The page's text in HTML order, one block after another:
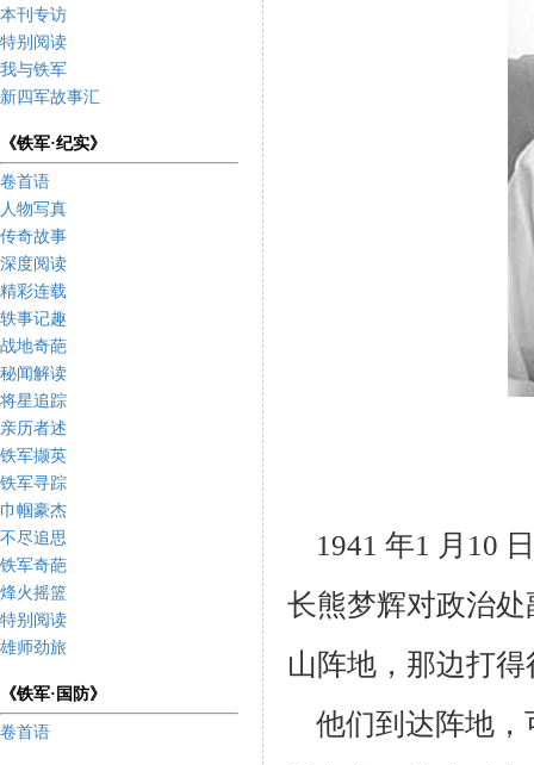
本刊专访
特别阅读
我与铁军
新四军故事汇
《铁军·纪实》
卷首语
人物写真
传奇故事
深度阅读
精彩连载
轶事记趣
战地奇葩
秘闻解读
将星追踪
亲历者述
铁军撷英
铁军寻踪
巾帼豪杰
不尽追思
铁军奇葩
烽火摇篮
特别阅读
雄师劲旅
《铁军·国防》
卷首语
1941 年1 月10
长熊梦辉对政治
山阵地，那边打得
他们到达阵地，